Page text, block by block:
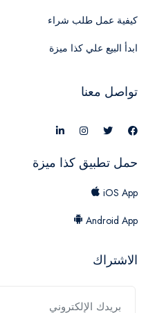
كيفية عمل طلب شراء
ابدأ البيع علي كذا ميزة
تواصل معنا
حمل تطبيق كذا ميزة
iOS App
Android App
الاشتراك